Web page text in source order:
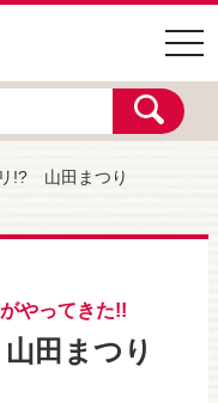
!? 山田まつり
やってきた!!
田まつり